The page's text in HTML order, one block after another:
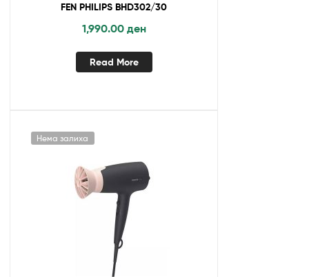
FEN PHILIPS BHD302/30
1,990.00 ден
Read More
Нема залиха